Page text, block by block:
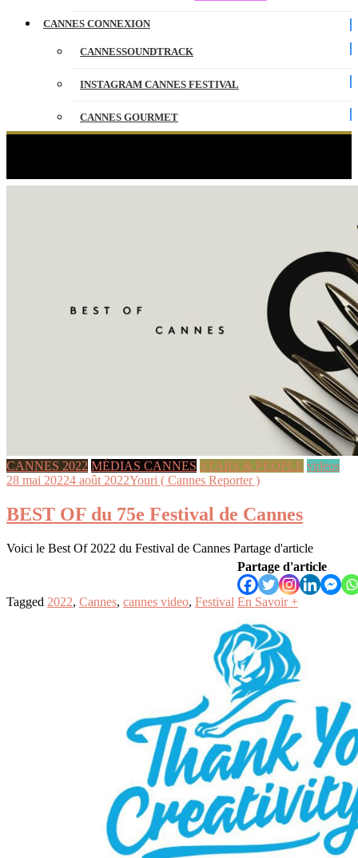
CANNES CONNEXION
CANNESSOUNDTRACK
INSTAGRAM CANNES FESTIVAL
CANNES GOURMET
CANNES 2022 MÉDIAS CANNES STARS & PEOPLE videos
28 mai 20224 août 2022Youri ( Cannes Reporter )
BEST OF du 75e Festival de Cannes
Voici le Best Of 2022 du Festival de Cannes Partage d'article
Partage d'article
Tagged 2022, Cannes, cannes video, Festival En Savoir +